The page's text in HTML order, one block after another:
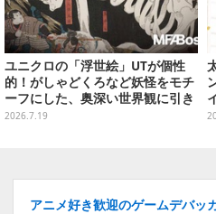
ユニクロの「浮世絵」UTが個性
的！がしゃどくろなど妖怪をモチ
ーフにした、奥深い世界観に引き
込まれる
2026.7.19
アニメ好き歓迎のゲームデバッ